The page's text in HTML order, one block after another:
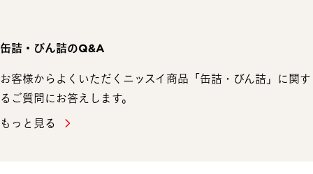
缶詰・びん詰のQ&A
お客様からよくいただくニッスイ商品「缶詰・びん詰」に関す
るご質問にお答えします。
もっと見る